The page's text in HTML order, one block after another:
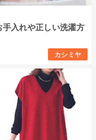
手入れや正しい洗濯方
カシミヤ